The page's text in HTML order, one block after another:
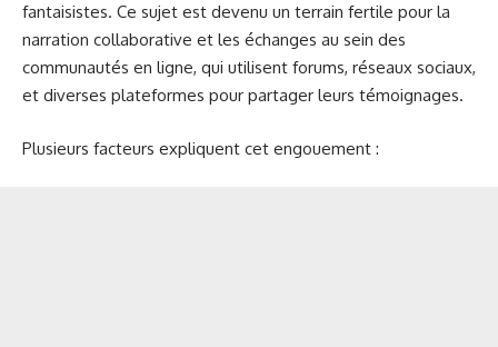
fantaisistes. Ce sujet est devenu un terrain fertile pour la
narration collaborative et les échanges au sein des
communautés en ligne, qui utilisent forums, réseaux sociaux,
et diverses plateformes pour partager leurs témoignages.
Plusieurs facteurs expliquent cet engouement :